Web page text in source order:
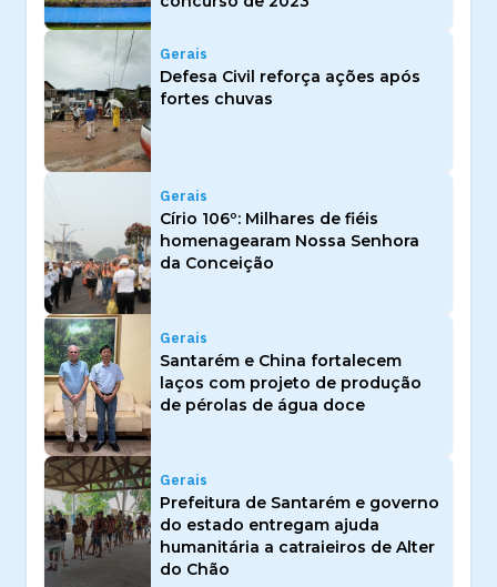
Gerais
Defesa Civil reforça ações após
fortes chuvas
Gerais
Círio 106º: Milhares de fiéis
homenagearam Nossa Senhora
da Conceição
Gerais
Santarém e China fortalecem
laços com projeto de produção
de pérolas de água doce
Gerais
Prefeitura de Santarém e governo
do estado entregam ajuda
humanitária a catraieiros de Alter
do Chão